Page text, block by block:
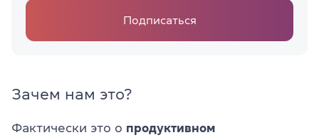
Подписаться
Зачем нам это?
Фактически это о продуктивном